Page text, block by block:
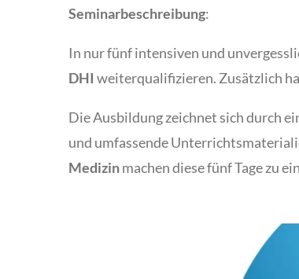
Seminarbeschreibung:
In nur fünf intensiven und
DHI weiterqualifizieren. Zusätzlich
Die Ausbildung zeichnet sich durch
und umfassende
Medizinmachen diese fünf Tage zu